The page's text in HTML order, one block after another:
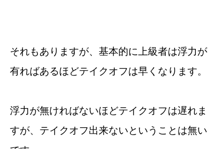
それもありますが、基本的に上級者は浮力が
有ればあるほどテイクオフは早くなります。
浮力が無ければないほどテイクオフは遅れま
すが、テイクオフ出来ないということは無い